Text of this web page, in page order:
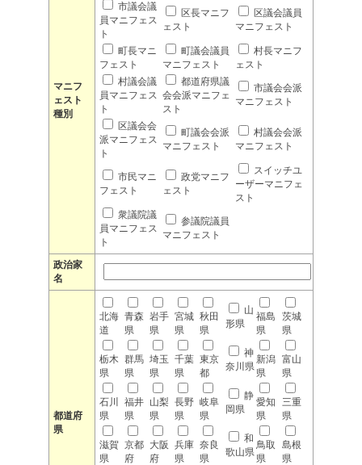
マニフ
ェスト
種別
市議会議
員マニフェス
ト
区長マニフ
ェスト
区議会議員
マニフェスト
町長マニ
フェスト
町議会議員
マニフェスト
村長マニフ
ェスト
村議会議
員マニフェス
ト
都道府県議
会会派マニフェ
スト
市議会会派
マニフェスト
区議会会
派マニフェス
ト
町議会会派
マニフェスト
村議会会派
マニフェスト
市民マニ
フェスト
政党マニフ
ェスト
スイッチユ
ーザーマニフェ
スト
衆議院議
員マニフェス
ト
参議院議員
マニフェスト
政治家
名
都道府
県
北海
道
青森
県
岩手
県
宮城
県
秋田
県
山
形県
福島
県
茨城
県
栃木
県
群馬
県
埼玉
県
千葉
県
東京
都
神
奈川県
新潟
県
富山
県
石川
県
福井
県
山梨
県
長野
県
岐阜
県
静
岡県
愛知
県
三重
県
滋賀
県
京都
府
大阪
府
兵庫
県
奈良
県
和
歌山県
鳥取
県
島根
県